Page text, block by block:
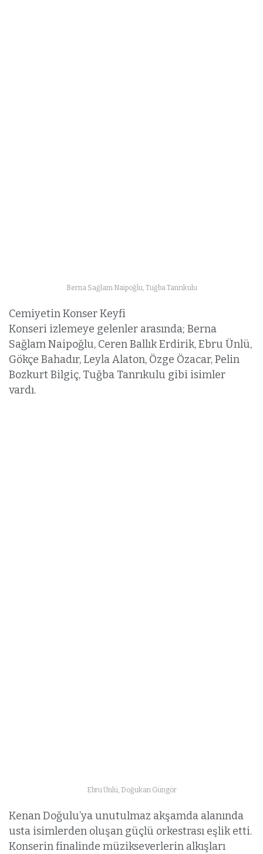
Berna Sağlam Naipoğlu, Tuğba Tanrıkulu
Cemiyetin Konser Keyfi
Konseri izlemeye gelenler arasında; Berna
Sağlam Naipoğlu, Ceren Ballık Erdirik, Ebru Ünlü,
Gökçe Bahadır, Leyla Alaton, Özge Özacar, Pelin
Bozkurt Bilgiç, Tuğba Tanrıkulu gibi isimler
vardı.
Ebru Ünlü, Doğukan Güngör
Kenan Doğulu’ya unutulmaz akşamda alanında
usta isimlerden oluşan güçlü orkestrası eşlik etti.
Konserin finalinde müzikseverlerin alkışları